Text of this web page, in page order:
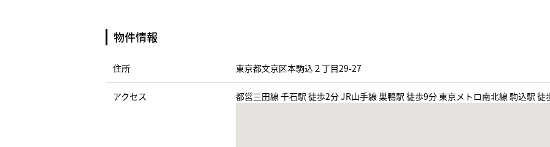
物件情報
住所 東京都文京区本駒込２丁目29-27
アクセス 都営三田線 千石駅 徒歩2分 JR山手線 巣鴨駅 徒歩9分 東京メトロ南北線 駒込駅 徒